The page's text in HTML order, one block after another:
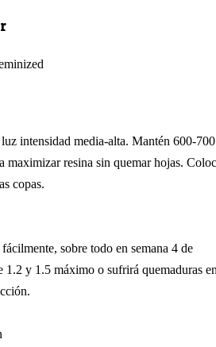
intensidad media-alta. Mantén 600-700
maximizar resina sin quemar hojas.
copas.
sobre todo en semana 4 de
y 1.5 máximo o sufrirá quemaduras